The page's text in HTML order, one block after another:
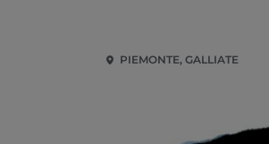
PIEMONTE, GALLIATE